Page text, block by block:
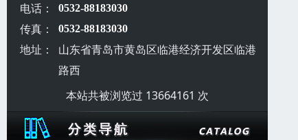
电话： 0532-88183030
传真： 0532-88183030
地址：
山东省青岛市黄岛区临港经济开发区临港
路西
本站共被浏览过 13664161 次